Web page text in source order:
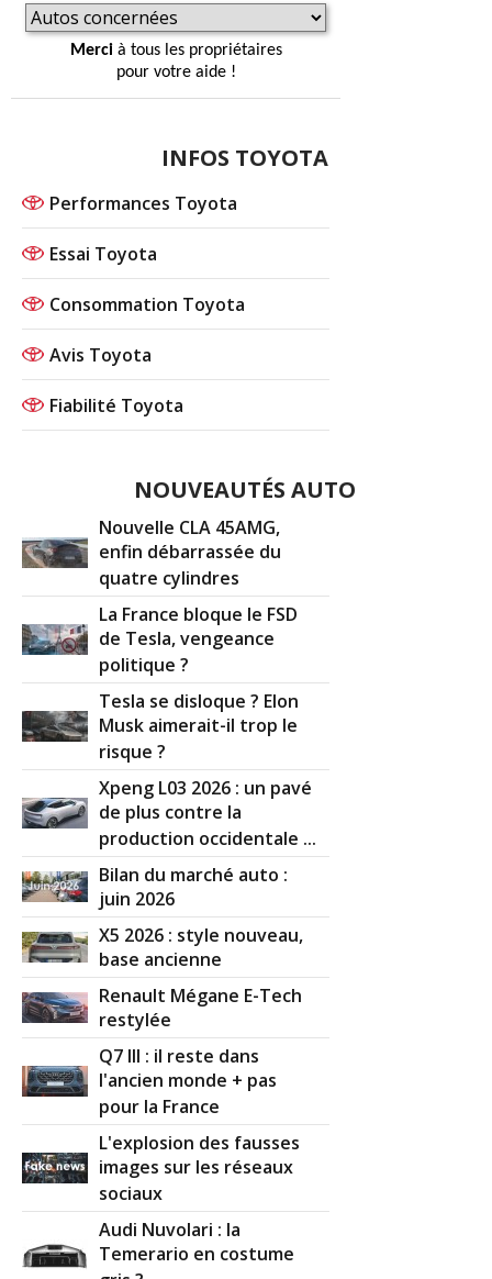
Mercià tous les propriétaires
pour votre aide !
INFOS TOYOTA
Performances Toyota
Essai Toyota
Consommation Toyota
Avis Toyota
Fiabilité Toyota
NOUVEAUTÉS AUTO
Nouvelle CLA 45AMG,
enfin débarrassée du
quatre cylindres
La France bloque le FSD
de Tesla, vengeance
politique ?
Tesla se disloque ? Elon
Musk aimerait-il trop le
risque ?
Xpeng L03 2026 : un pavé
de plus contre la
production occidentale ...
Bilan du marché auto :
juin 2026
X5 2026 : style nouveau,
base ancienne
Renault Mégane E-Tech
restylée
Q7 III : il reste dans
l'ancien monde + pas
pour la France
L'explosion des fausses
images sur les réseaux
sociaux
Audi Nuvolari : la
Temerario en costume